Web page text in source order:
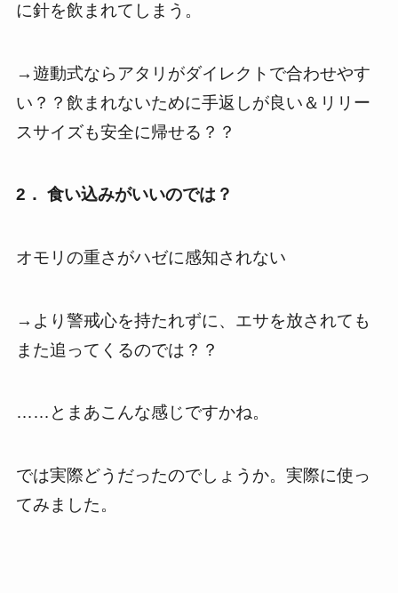
に針を飲まれてしまう。
→遊動式ならアタリがダイレクトで合わせやす
い？？飲まれないために手返しが良い＆リリー
スサイズも安全に帰せる？？
2． 食い込みがいいのでは？
オモリの重さがハゼに感知されない
→より警戒心を持たれずに、エサを放されても
また追ってくるのでは？？
……とまあこんな感じですかね。
では実際どうだったのでしょうか。実際に使っ
てみました。